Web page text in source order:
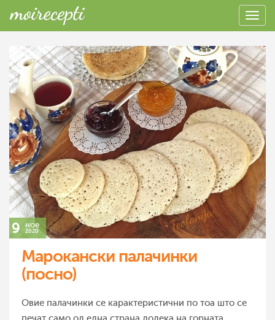
9 ное
2020
Марокански палачинки
(посно)
Овие палачинки се карактеристични по тоа што се